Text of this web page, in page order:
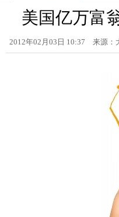
美国亿万富
2012年02月03日 10:37 来源